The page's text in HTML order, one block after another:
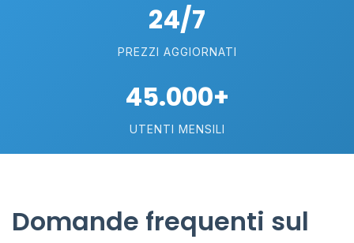
24/7
PREZZI AGGIORNATI
45.000+
UTENTI MENSILI
Domande frequenti sul